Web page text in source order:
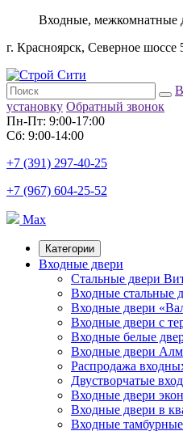
Входные, межкомнатные
г. Красноярск, Северное шоссе
установку Обратный звонок
Пн-Пт: 9:00-17:00
Сб: 9:00-14:00
+7 (391) 297-40-25
+7 (967) 604-25-52
Max
Категории
Входные двери
Стальные двери
Входные стальные
Входные двери
Входные двери с
Входные белые
Входные двери
Распродажа
Двустворчатые
Входные двери
Входные двери в
Входные